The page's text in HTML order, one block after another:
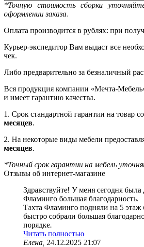
*Точную стоимость сборки
оформлении заказа.
Оплата производится в рублях: при
Курьер-экспедитор Вам выдаст все
чек.
Либо предварительно за безналичный
Вся продукция компании «Мечта-
и имеет гарантию качества.
1. Срок стандартной гарантии на товар
месяцев.
2. На некоторые виды мебели
месяцев.
*Точный срок гарантии на мебель
Отзывы об интернет-магазине
Здравствуйте! У меня сегодня была
Фламинго большая благодарность.
Тахта Фламинго подняли на 5 этаж
быстро собрали большая
порядке.
Читать полностью
Елена, 24.12.2025 21:07